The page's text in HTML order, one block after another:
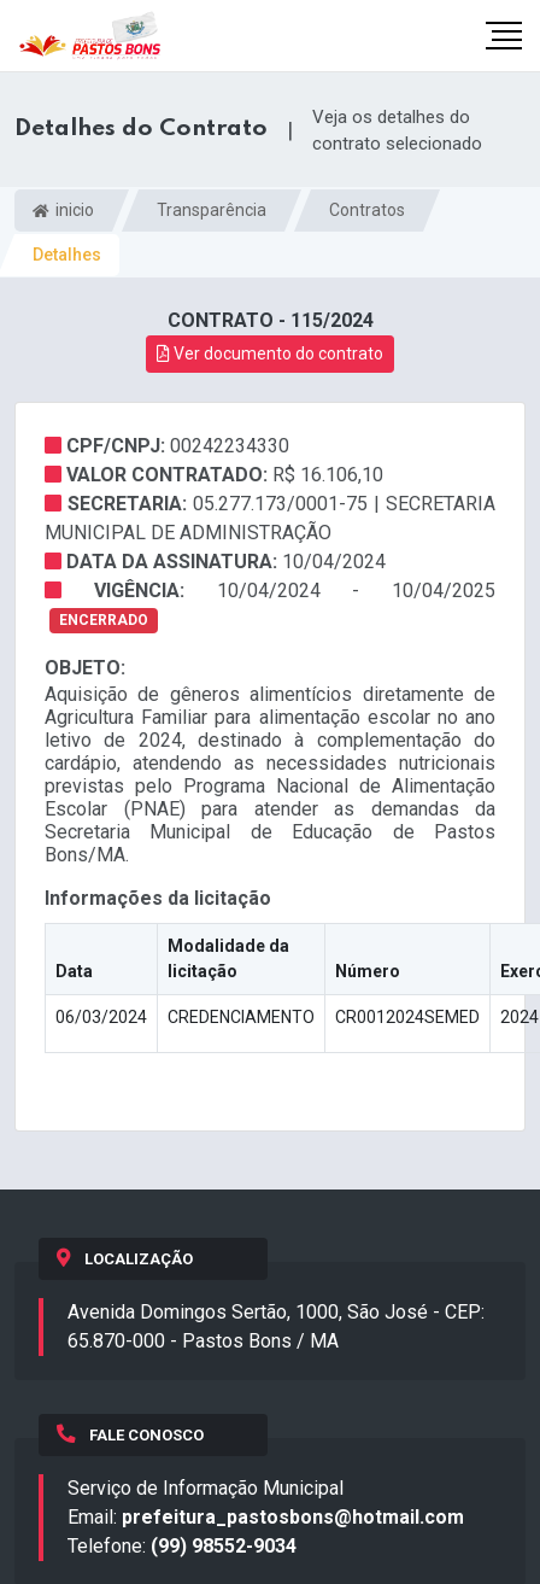
Detalhes do Contrato |
Veja os detalhes do
contrato selecionado
inicio Transparência Contratos
Detalhes
CONTRATO - 115/2024
Ver documento do contrato
CPF/CNPJ: 00242234330
VALOR CONTRATADO: R$ 16.106,10
SECRETARIA: 05.277.173/0001-75 | SECRETARIA
MUNICIPAL DE ADMINISTRAÇÃO
DATA DA ASSINATURA: 10/04/2024
VIGÊNCIA: 10/04/2024 - 10/04/2025
ENCERRADO
OBJETO:
Aquisição de gêneros alimentícios diretamente de
Agricultura Familiar para alimentação escolar no ano
letivo de 2024, destinado à complementação do
cardápio, atendendo as necessidades nutricionais
previstas pelo Programa Nacional de Alimentação
Escolar (PNAE) para atender as demandas da
Secretaria Municipal de Educação de Pastos
Bons/MA.
Informações da licitação
Data
Modalidade da
licitação
Número
06/03/2024 CREDENCIAMENTO CR0012024SEMED 2024
LOCALIZAÇÃO
Avenida Domingos Sertão, 1000, São José - CEP:
65.870-000 - Pastos Bons / MA
FALE CONOSCO
Serviço de Informação Municipal
Email: prefeitura_pastosbons@hotmail.com
Telefone: (99) 98552-9034